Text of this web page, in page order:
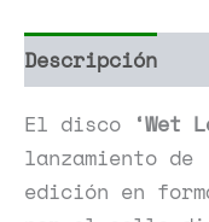
Descripción
El disco ‘Wet
lanzamiento de
edición en